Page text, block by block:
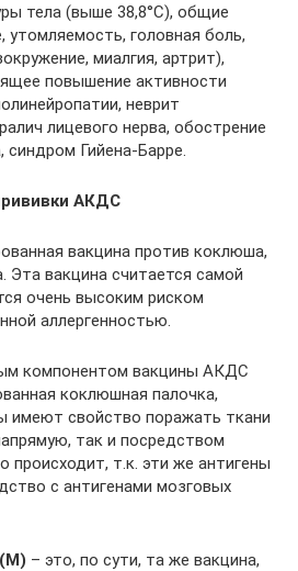
тела (выше 38,8°С), общие
утомляемость, головная боль,
миалгия, артрит),
повышение активности
неврит
лицевого нерва, обострение
синдром Гийена-Барре.
АКДС
вакцина против коклюша,
Эта вакцина считается самой
очень высоким риском
аллергенностью.
компонентом вакцины АКДС
коклюшная палочка,
имеют свойство поражать ткани
так и посредством
происходит, т.к. эти же антигены
с антигенами мозговых
– это, по сути, та же вакцина,